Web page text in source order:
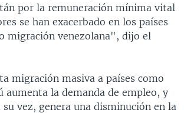
por la remuneración mínima vital
se han exacerbado en los países
migración venezolana", dijo el
migración masiva a países como
aumenta la demanda de empleo, y
su vez, genera una disminución en la